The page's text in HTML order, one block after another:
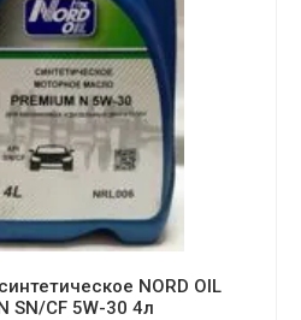
NORD OIL
SN/CF 5W-30 4л